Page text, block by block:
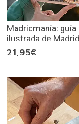
Madridmanía: guía
ilustrada de Madrid
21,95€